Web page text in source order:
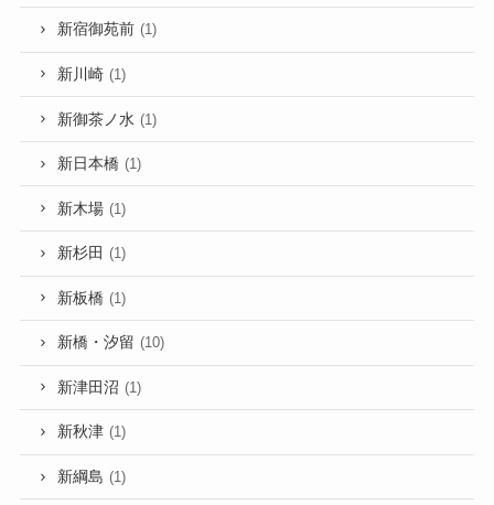
新宿御苑前 (1)
新川崎 (1)
新御茶ノ水 (1)
新日本橋 (1)
新木場 (1)
新杉田 (1)
新板橋 (1)
新橋・汐留 (10)
新津田沼 (1)
新秋津 (1)
新綱島 (1)